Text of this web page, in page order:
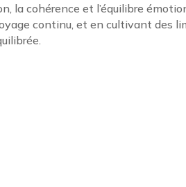
la cohérence et l’équilibre
continu, et en cultivant des